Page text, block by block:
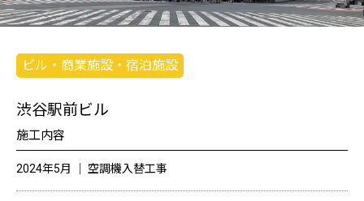
ビル・商業施設・宿泊施設
渋谷駅前ビル
施工内容
2024年5月 │ 空調機入替工事